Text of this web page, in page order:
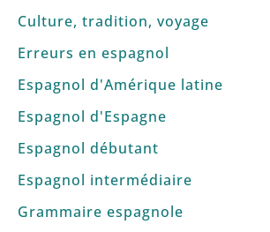
Culture, tradition, voyage
Erreurs en espagnol
Espagnol d'Amérique latine
Espagnol d'Espagne
Espagnol débutant
Espagnol intermédiaire
Grammaire espagnole